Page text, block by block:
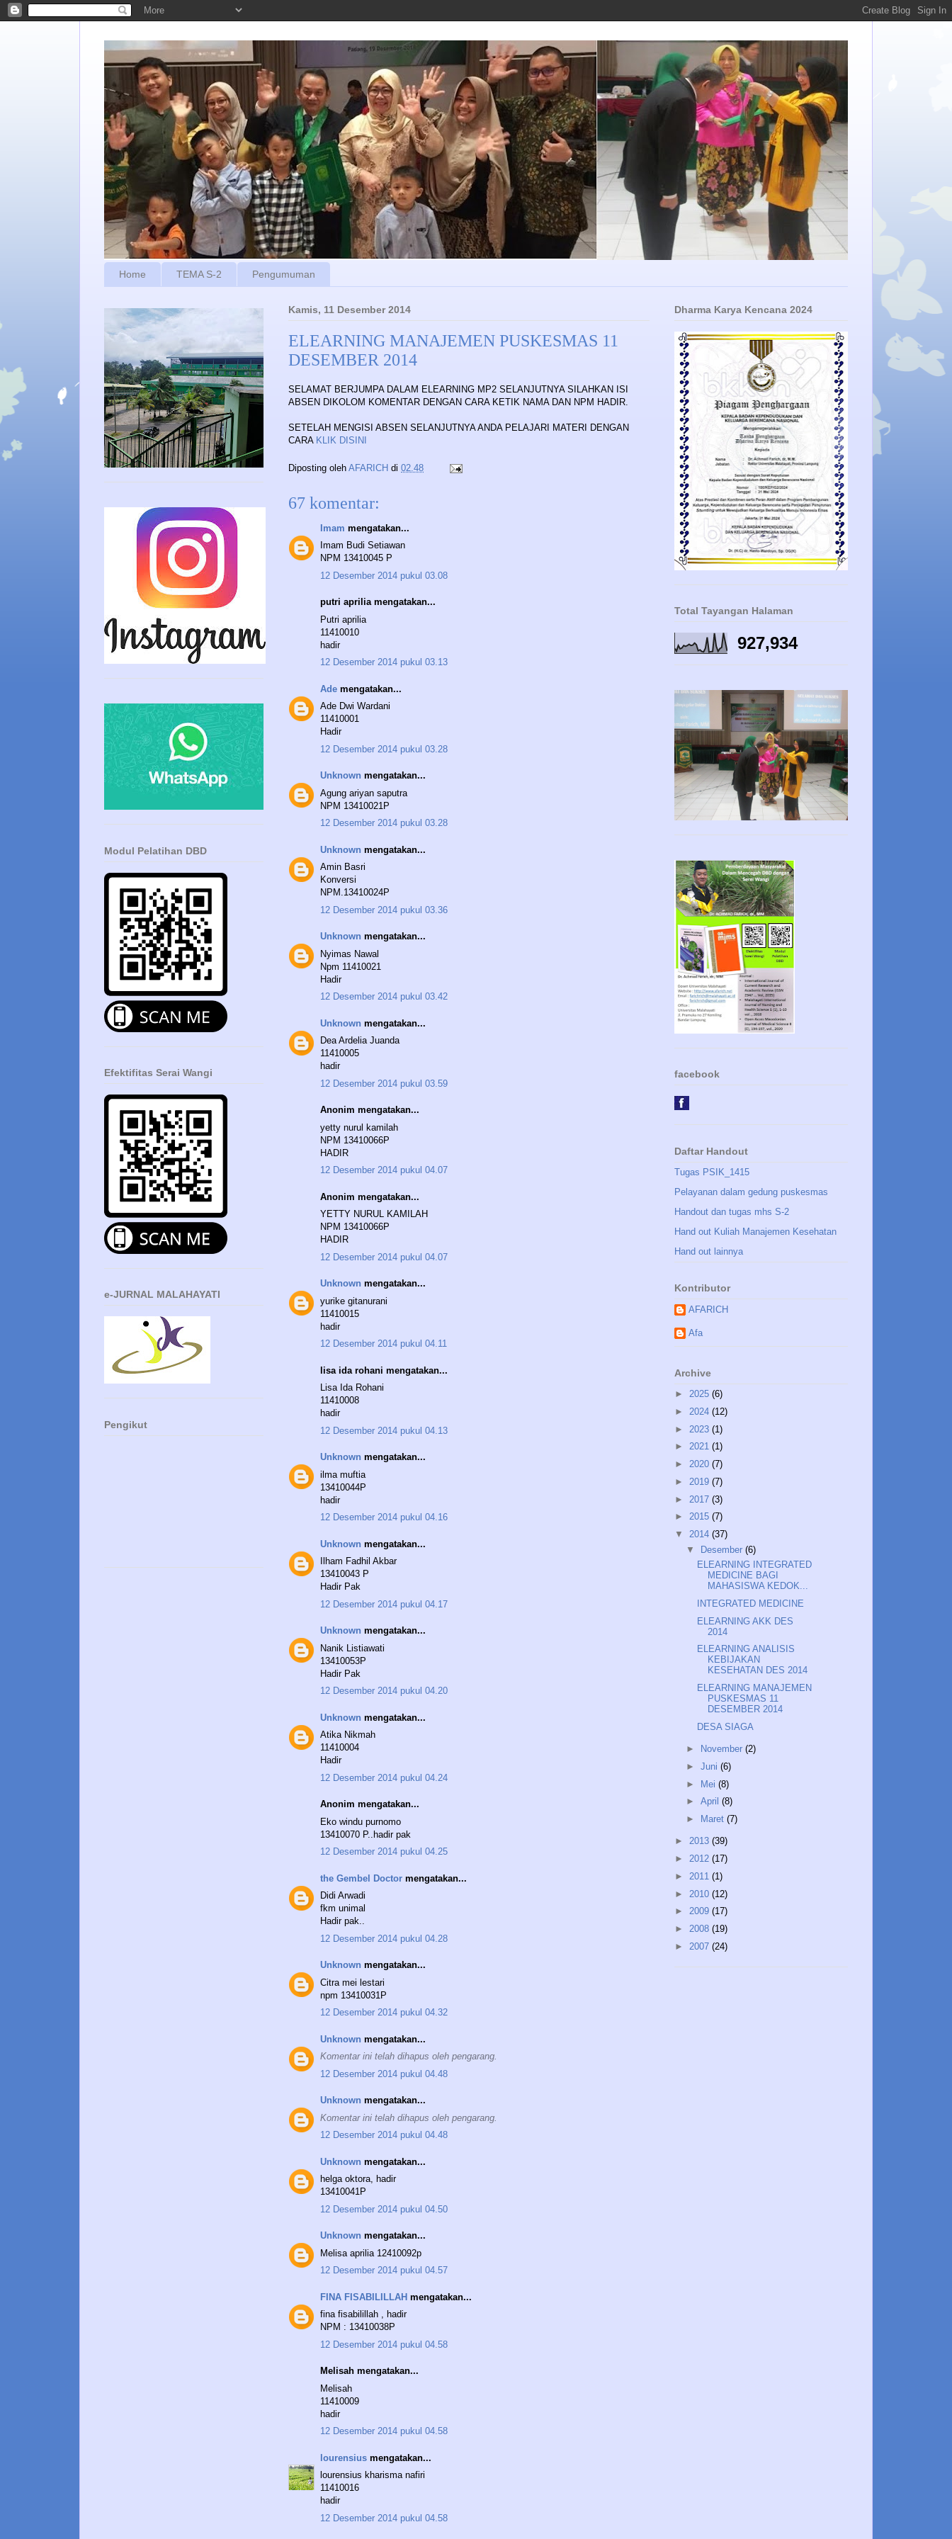
Home TEMA S-2 Pengumuman
Kamis, 11 Desember 2014
ELEARNING MANAJEMEN PUSKESMAS 11
DESEMBER 2014
SELAMAT BERJUMPA DALAM ELEARNING MP2 SELANJUTNYA SILAHKAN ISI
ABSEN DIKOLOM KOMENTAR DENGAN CARA KETIK NAMA DAN NPM HADIR.
SETELAH MENGISI ABSEN SELANJUTNYA ANDA PELAJARI MATERI DENGAN
CARA KLIK DISINI
Diposting oleh AFARICH di 02.48
67 komentar:
Imam mengatakan...
Imam Budi Setiawan
NPM 13410045 P
12 Desember 2014 pukul 03.08
putri aprilia mengatakan...
Putri aprilia
11410010
hadir
12 Desember 2014 pukul 03.13
Ade mengatakan...
Ade Dwi Wardani
11410001
Hadir
12 Desember 2014 pukul 03.28
Unknown mengatakan...
Agung ariyan saputra
NPM 13410021P
12 Desember 2014 pukul 03.28
Unknown mengatakan...
Amin Basri
Konversi
NPM.13410024P
12 Desember 2014 pukul 03.36
Unknown mengatakan...
Nyimas Nawal
Npm 11410021
Hadir
12 Desember 2014 pukul 03.42
Unknown mengatakan...
Dea Ardelia Juanda
11410005
hadir
12 Desember 2014 pukul 03.59
Anonim mengatakan...
yetty nurul kamilah
NPM 13410066P
HADIR
12 Desember 2014 pukul 04.07
Anonim mengatakan...
YETTY NURUL KAMILAH
NPM 13410066P
HADIR
12 Desember 2014 pukul 04.07
Unknown mengatakan...
yurike gitanurani
11410015
hadir
12 Desember 2014 pukul 04.11
lisa ida rohani mengatakan...
Lisa Ida Rohani
11410008
hadir
12 Desember 2014 pukul 04.13
Unknown mengatakan...
ilma muftia
13410044P
hadir
12 Desember 2014 pukul 04.16
Unknown mengatakan...
Ilham Fadhil Akbar
13410043 P
Hadir Pak
12 Desember 2014 pukul 04.17
Unknown mengatakan...
Nanik Listiawati
13410053P
Hadir Pak
12 Desember 2014 pukul 04.20
Unknown mengatakan...
Atika Nikmah
11410004
Hadir
12 Desember 2014 pukul 04.24
Anonim mengatakan...
Eko windu purnomo
13410070 P..hadir pak
12 Desember 2014 pukul 04.25
the Gembel Doctor mengatakan...
Didi Arwadi
fkm unimal
Hadir pak..
12 Desember 2014 pukul 04.28
Unknown mengatakan...
Citra mei lestari
npm 13410031P
12 Desember 2014 pukul 04.32
Unknown mengatakan...
Komentar ini telah dihapus oleh pengarang.
12 Desember 2014 pukul 04.48
Unknown mengatakan...
Komentar ini telah dihapus oleh pengarang.
12 Desember 2014 pukul 04.48
Unknown mengatakan...
helga oktora, hadir
13410041P
12 Desember 2014 pukul 04.50
Unknown mengatakan...
Melisa aprilia 12410092p
12 Desember 2014 pukul 04.57
FINA FISABILILLAH mengatakan...
fina fisabilillah , hadir
NPM : 13410038P
12 Desember 2014 pukul 04.58
Melisah mengatakan...
Melisah
11410009
hadir
12 Desember 2014 pukul 04.58
lourensius mengatakan...
lourensius kharisma nafiri
11410016
hadir
12 Desember 2014 pukul 04.58
Modul Pelatihan DBD
Efektifitas Serai Wangi
e-JURNAL MALAHAYATI
Pengikut
Dharma Karya Kencana 2024
Total Tayangan Halaman
927,934
facebook
Daftar Handout
Tugas PSIK_1415
Pelayanan dalam gedung puskesmas
Handout dan tugas mhs S-2
Hand out Kuliah Manajemen Kesehatan
Hand out lainnya
Kontributor
AFARICH
Afa
Archive
► 2025 (6)
► 2024 (12)
► 2023 (1)
► 2021 (1)
► 2020 (7)
► 2019 (7)
► 2017 (3)
► 2015 (7)
▼ 2014 (37)
▼ Desember (6)
ELEARNING INTEGRATED
MEDICINE BAGI
MAHASISWA KEDOK...
INTEGRATED MEDICINE
ELEARNING AKK DES
2014
ELEARNING ANALISIS
KEBIJAKAN
KESEHATAN DES 2014
ELEARNING MANAJEMEN
PUSKESMAS 11
DESEMBER 2014
DESA SIAGA
► November (2)
► Juni (6)
► Mei (8)
► April (8)
►
Maret (7)
► 2013 (39)
► 2012 (17)
► 2011 (1)
► 2010 (12)
► 2009 (17)
► 2008 (19)
► 2007 (24)